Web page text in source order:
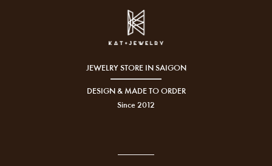
JEWELRY STORE IN SAIGON
DESIGN & MADE TO ORDER
Since 2012